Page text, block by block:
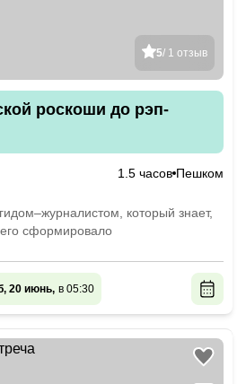
5/ 1 отзыв
роскоши до рэп-
1.5 часов Пешком
который знает,
сформировало
20 июнь, в 05:30